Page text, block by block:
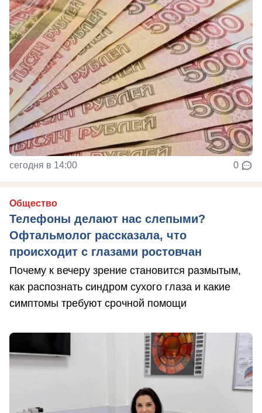
сегодня в 14:00 0
Общество
Телефоны делают нас слепыми?
Офтальмолог рассказала, что
происходит с глазами ростовчан
Почему к вечеру зрение становится размытым,
как распознать синдром сухого глаза и какие
симптомы требуют срочной помощи